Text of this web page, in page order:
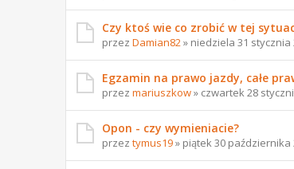
Czy ktoś wie co zrobić w tej
przez Damian82 » niedziela 31 stycznia
Egzamin na prawo jazdy, całe
przez mariuszkow» czwartek 28
Opon - czy wymieniacie?
przez tymus19» piątek 30 października